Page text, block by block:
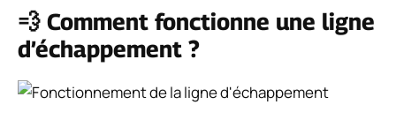
💨 Comment fonctionne une ligne
d’échappement ?